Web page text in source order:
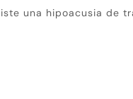
una hipoacusia de